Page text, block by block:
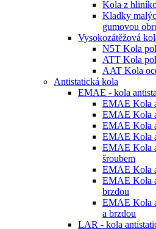
Kola z
Kladky
gumovou
Vysokozátěžová
N5T Kola
ATT Kola
AAT Kola
Antistatická kola
EMAE - kola
EMAE Kola
EMAE Kola
EMAE Kola
EMAE Kola
EMAE Kola
šroubem
EMAE Kola
EMAE Kola
brzdou
EMAE Kola
a brzdou
LAR - kola